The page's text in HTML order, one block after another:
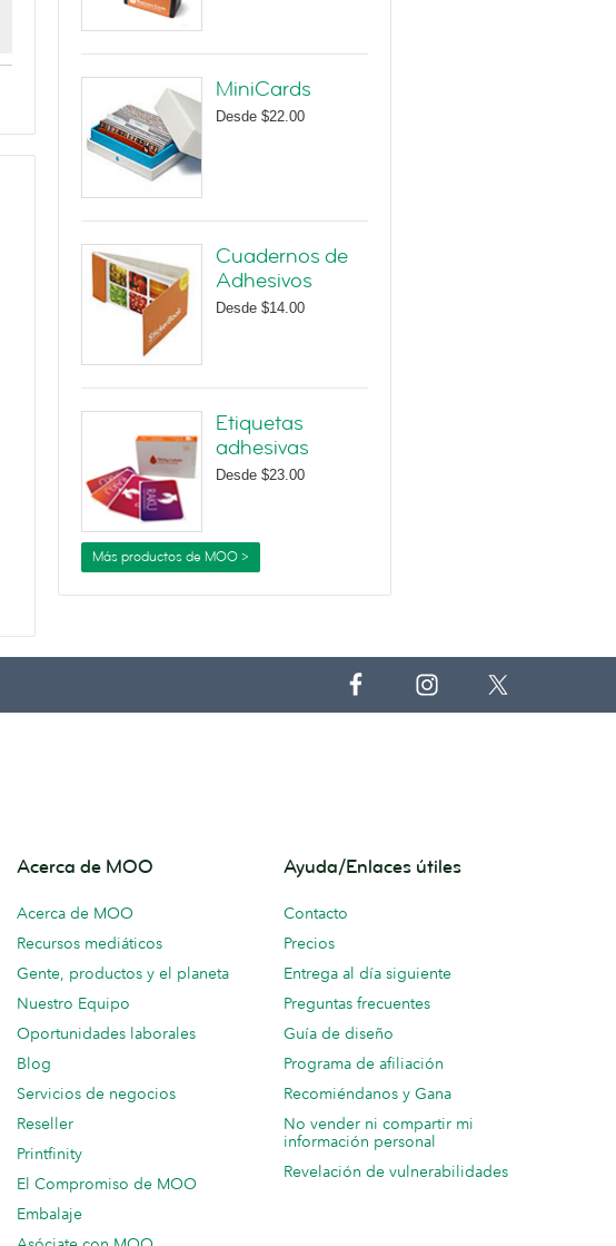
MiniCards
Desde $22.00
Cuadernos de
Adhesivos
Desde $14.00
Etiquetas
adhesivas
Desde $23.00
Más productos de MOO >
Acerca de MOO
Acerca de MOO
Recursos mediáticos
Gente, productos y el planeta
Nuestro Equipo
Oportunidades laborales
Blog
Servicios de negocios
Reseller
Printfinity
El Compromiso de MOO
Embalaje
Ayuda/Enlaces útiles
Contacto
Precios
Entrega al día siguiente
Preguntas frecuentes
Guía de diseño
Programa de afiliación
Recomiéndanos y Gana
No vender ni compartir mi
información personal
Revelación de vulnerabilidades